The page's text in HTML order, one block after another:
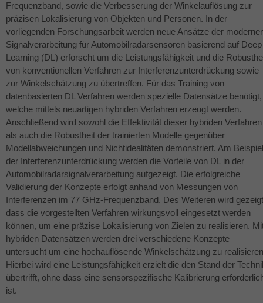
Frequenzband, sowie die Verbesserung der Winkelauflösung zur
präzisen Lokalisierung von Objekten und Personen. In der
vorliegenden Forschungsarbeit werden neue Ansätze der
Signalverarbeitung für Automobilradarsensoren basierend auf Deep
Learning (DL) erforscht um die Leistungsfähigkeit und die
von konventionellen Verfahren zur Interferenzunterdrückung sowie
zur Winkelschätzung zu übertreffen. Für das Training von
datenbasierten DL Verfahren werden spezielle Datensätze benötigt,
welche mittels neuartigen hybriden Verfahren erzeugt werden.
Anschließend wird sowohl die Effektivität dieser hybriden Verfahren
als auch die Robustheit der trainierten Modelle gegenüber
Modellabweichungen und Nichtidealitäten demonstriert. Am Beispiel
der Interferenzunterdrückung werden die Vorteile von DL in der
Automobilradarsignalverarbeitung aufgezeigt. Die erfolgreiche
Validierung der Konzepte erfolgt anhand von Messungen von
Interferenzen im 77 GHz-Frequenzband. Des Weiteren wird
dass die vorgestellten Verfahren wirkungsvoll eingesetzt werden
können, um eine präzise Lokalisierung von Zielen zu realisieren.
hybriden Datensätzen werden drei verschiedene Konzepte
untersucht um eine hochauflösende Winkelschätzung zu
Hierbei wird eine Leistungsfähigkeit erzielt die den Stand der
übertrifft, ohne dass eine sensorspezifische Kalibrierung
ist.